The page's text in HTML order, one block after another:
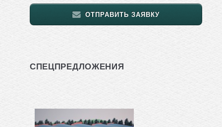
ОТПРАВИТЬ ЗАЯВКУ
СПЕЦПРЕДЛОЖЕНИЯ